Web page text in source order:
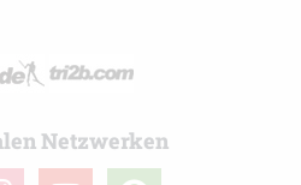
Netzwerken